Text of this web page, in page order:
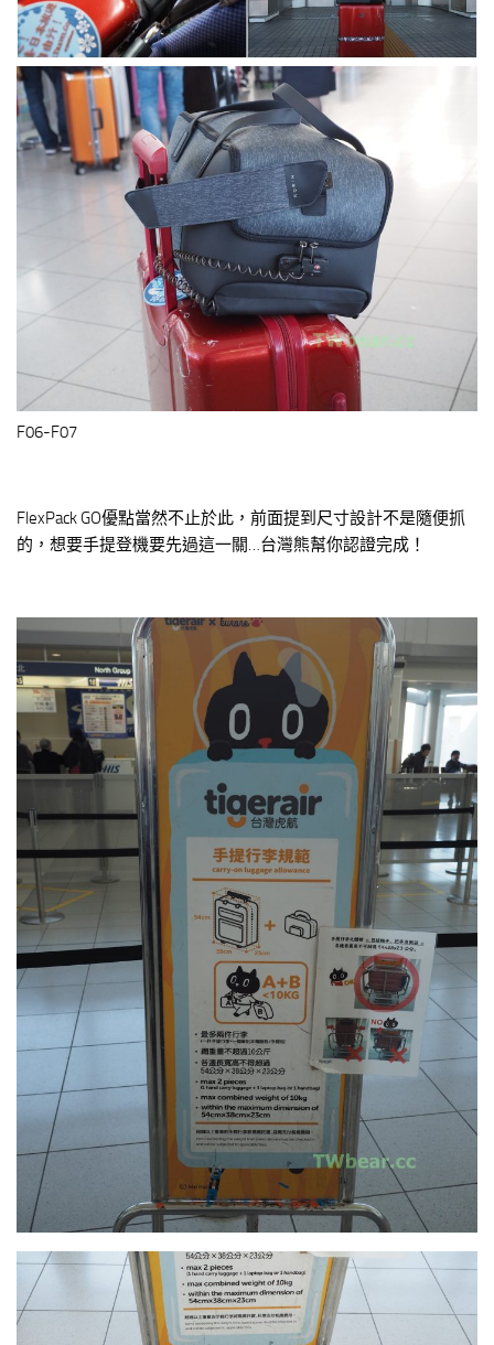
F06-F07
FlexPack GO優點當然不止於此，前面提到尺寸設計不是隨便抓
的，想要手提登機要先過這一關…台灣熊幫你認證完成！